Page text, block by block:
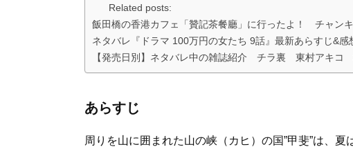
Related posts:
飯田橋の香港カフェ「贊記茶餐廳」に行ったよ！ チャン
ネタバレ『ドラマ 100万円の女たち 9話』最新あらすじ&
【発売日別】ネタバレ中の雑誌紹介 チラ裏 東村アキ
あらすじ
周りを山に囲まれた山の峡（カヒ）の国”甲斐”は、